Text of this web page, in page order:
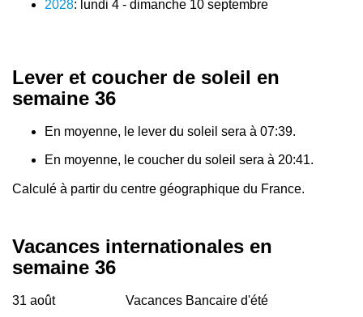
2028: lundi 4 - dimanche 10 septembre
Lever et coucher de soleil en
semaine 36
En moyenne, le lever du soleil sera à 07:39.
En moyenne, le coucher du soleil sera à 20:41.
Calculé à partir du centre géographique du France.
Vacances internationales en
semaine 36
31 août Vacances Bancaire d'été